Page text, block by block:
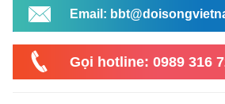
Email:
Gọi hotline: 0989 316